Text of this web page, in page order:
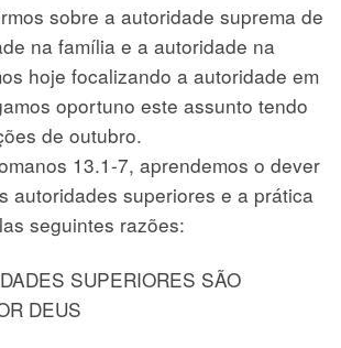
sobre a autoridade suprema de
na família e a autoridade na
hoje focalizando a autoridade em
oportuno este assunto tendo
de outubro.
13.1-7, aprendemos o dever
autoridades superiores e a prática
seguintes razões:
SUPERIORES SÃO
DEUS